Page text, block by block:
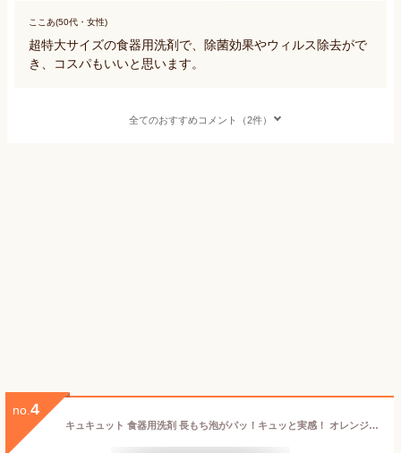
ここあ(50代・女性)
超特大サイズの食器用洗剤で、除菌効果やウィルス除去がで
き、コスパもいいと思います。
全てのおすすめコメント（2件）
no. 4
キュキュット 食器用洗剤 長もち泡がパッ！キュッと実感！ オレンジの香り 詰替え用 １２５０ｍｌ